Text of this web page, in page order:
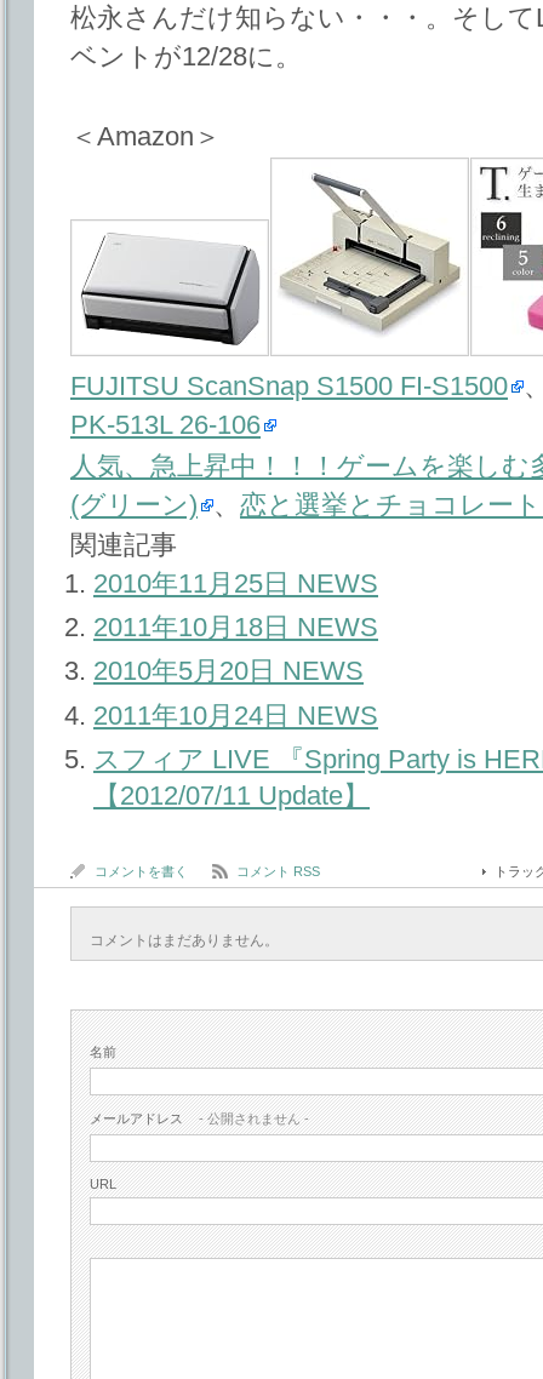
松永さんだけ知らない・・・。そし
ベントが12/28に。
＜Amazon＞
FUJITSU ScanSnap S1500 FI-S1500
PK-513L 26-106
人気、急上昇中！！！ゲームを楽しむ
(グリーン)
、 恋と選挙とチョコレー
関連記事
2010年11月25日 NEWS
2011年10月18日 NEWS
2010年5月20日 NEWS
2011年10月24日 NEWS
スフィア LIVE 『Spring Party is
【2012/07/11 Update】
コメントを書く コメント RSS トラ
コメントはまだありません。
名前
メールアドレス - 公開されません -
URL